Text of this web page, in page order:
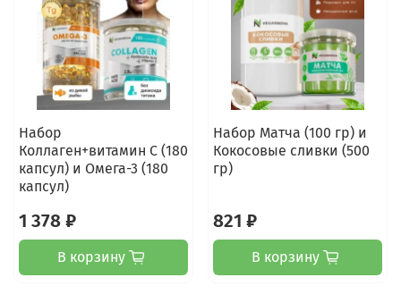
Набор
Коллаген+витамин С (180
капсул) и Омега-3 (180
капсул)
1 378 ₽
В корзину
Набор Матча (100 гр) и
Кокосовые сливки (500
гр)
821 ₽
В корзину